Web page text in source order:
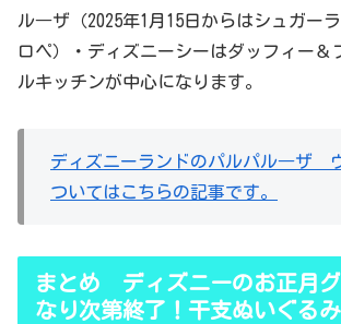
ル―ザ（2025年1月15日からはシュガー
ロペ）・ディズニーシーはダッフィー＆
ルキッチンが中心になります。
ディズニーランドのパルパル―ザ
ついてはこちらの記事です。
まとめ ディズニーのお正月グ
なり次第終了！干支ぬいぐる